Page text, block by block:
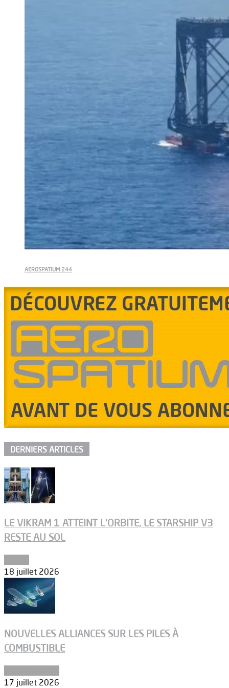
AEROSPATIUM 244
DERNIERS ARTICLES
LE VIKRAM 1 ATTEINT L’ORBITE, LE STARSHIP V3
RESTE AU SOL
18 juillet 2026
NOUVELLES ALLIANCES SUR LES PILES À
COMBUSTIBLE
17 juillet 2026